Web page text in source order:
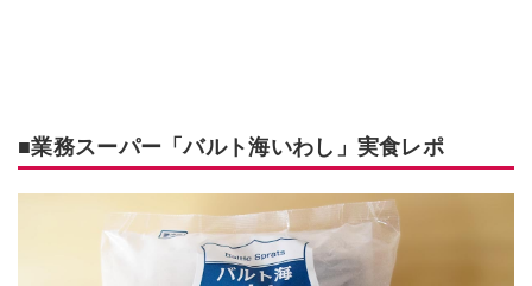
■業務スーパー「バルト海いわし」実食レポ